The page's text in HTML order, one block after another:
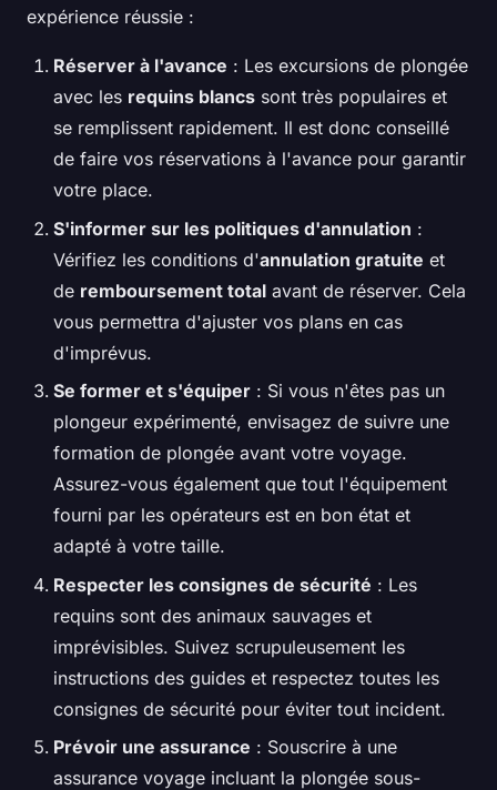
expérience réussie :
Réserver à l'avance : Les excursions de plongée
avec les requins blancs sont très populaires et
se remplissent rapidement. Il est donc conseillé
de faire vos réservations à l'avance pour garantir
votre place.
S'informer sur les politiques d'annulation :
Vérifiez les conditions d'annulation gratuite et
de remboursement total avant de réserver. Cela
vous permettra d'ajuster vos plans en cas
d'imprévus.
Se former et s'équiper : Si vous n'êtes pas un
plongeur expérimenté, envisagez de suivre une
formation de plongée avant votre voyage.
Assurez-vous également que tout l'équipement
fourni par les opérateurs est en bon état et
adapté à votre taille.
Respecter les consignes de sécurité : Les
requins sont des animaux sauvages et
imprévisibles. Suivez scrupuleusement les
instructions des guides et respectez toutes les
consignes de sécurité pour éviter tout incident.
Prévoir une assurance : Souscrire à une
assurance voyage incluant la plongée sous-